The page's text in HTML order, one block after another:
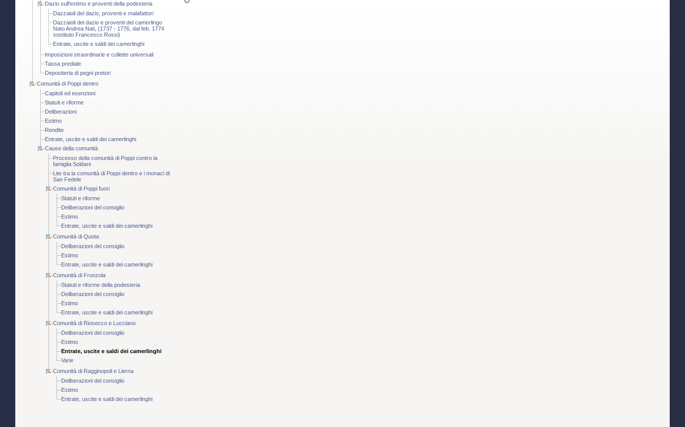
Dazio sull'estimo e proventi della podesteria
Dazzaioli del dazio, proventi e malafattori
Dazzaioli del dazio e proventi del camerlingo
Nato Andrea Nati, (1737 - 1776, dal feb. 1774
sostituto Francesco Rossi)
Entrate, uscite e saldi dei camerlinghi
Imposizioni straordinarie e collette universali
Tassa prediale
Depositeria di pegni pretori
Comunità di Poppi dentro
Capitoli ed esenzioni
Statuti e riforme
Deliberazioni
Estimo
Rendite
Entrate, uscite e saldi dei camerlinghi
Cause della comunità
Processo della comunità di Poppi contro la
famiglia Soldani
Lite tra la comunità di Poppi dentro e i monaci di
San Fedele
Comunità di Poppi fuori
Statuti e riforme
Deliberazioni del consiglio
Estimo
Entrate, uscite e saldi dei camerlinghi
Comunità di Quota
Deliberazioni del consiglio
Estimo
Entrate, uscite e saldi dei camerlinghi
Comunità di Fronzola
Statuti e riforme della podesteria
Deliberazioni del consiglio
Estimo
Entrate, uscite e saldi dei camerlinghi
Comunità di Riosecco e Lucciano
Deliberazioni del consiglio
Estimo
Entrate, uscite e saldi dei camerlinghi
Varie
Comunità di Ragginopoli e Lierna
Deliberazioni del consiglio
Estimo
Entrate, uscite e saldi dei camerlinghi